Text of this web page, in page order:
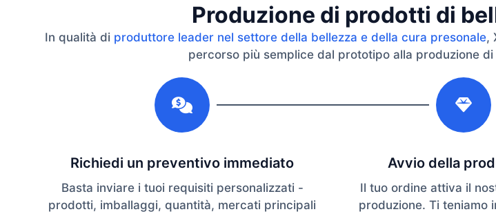
Produzione di prodotti di
In qualità di produttore leader nel settore della bellezza e della cura presonale,
percorso più semplice dal prototipo alla produzione
Richiedi un preventivo immediato
Basta inviare i tuoi requisiti personalizzati -
prodotti, imballaggi, quantità, mercati principali
Avvio della
Il tuo ordine attiva il
produzione. Ti teniamo